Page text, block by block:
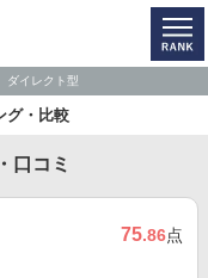
ダイレクト型
グ・比較
口コミ
75.86点